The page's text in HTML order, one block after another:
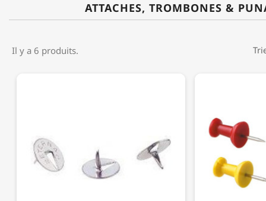
ATTACHES, TROMBONES &
Il y a 6 produits.